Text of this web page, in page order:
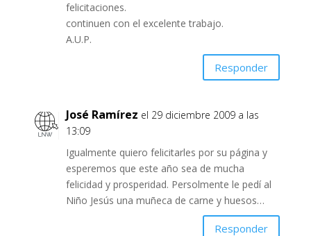
felicitaciones.
continuen con el excelente trabajo.
A.U.P.
Responder
José Ramírez el 29 diciembre 2009 a las
13:09
Igualmente quiero felicitarles por su página y
esperemos que este año sea de mucha
felicidad y prosperidad. Persolmente le pedí al
Niño Jesús una muñeca de carne y huesos…
Responder